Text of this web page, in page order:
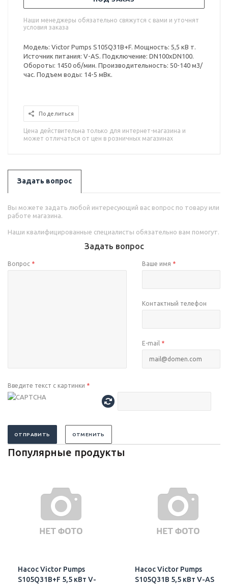
Наши менеджеры обязательно свяжутся с вами и уточнят
условия заказа
Модель: Victor Pumps S105Q31B+F. Мощность: 5,5 кВ т.
Источник питания: V-AS. Подключение: DN100xDN100.
Обороты: 1450 об/мин. Производительность: 50-140 м3/
час. Подъем воды: 14-5 мВк.
Поделиться
Цена действительна только для интернет-магазина и
может отличаться от цен в розничных магазинах
Задать вопрос
Вы можете задать любой интересующий вас вопрос по товару или
работе магазина.
Наши квалифицированные специалисты обязательно вам помогут.
Задать вопрос
Вопрос * Ваше имя *
Контактный телефон
E-mail *
Введите текст с картинки *
ОТПРАВИТЬ ОТМЕНИТЬ
Популярные продукты
Насос Victor Pumps
S105Q31B+F 5,5 кВт V-
Насос Victor Pumps
S105Q31B 5,5 кВт V-AS